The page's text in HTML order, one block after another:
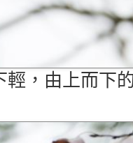
輕，由上而下